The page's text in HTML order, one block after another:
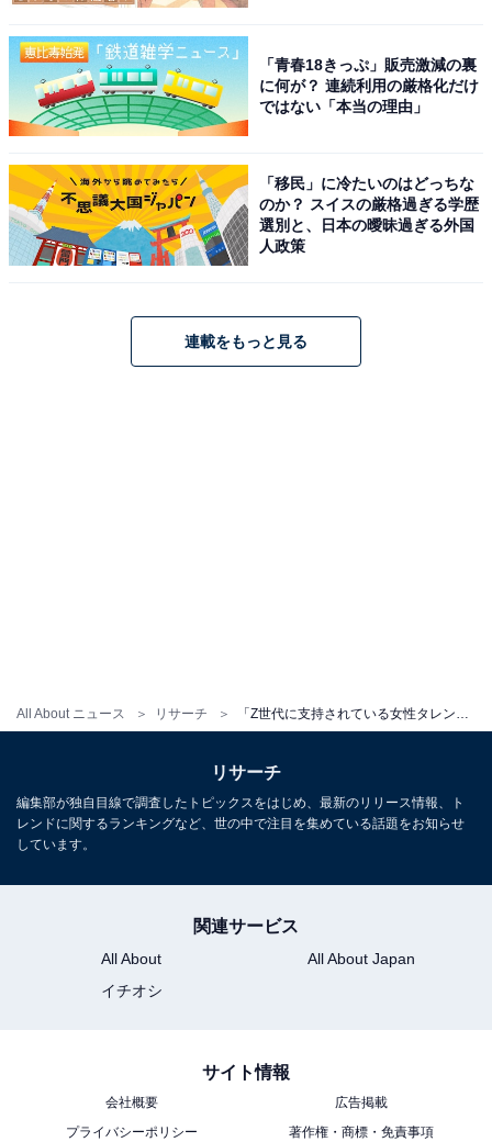
All About ニュース リサーチ
第1位：橋本環奈
A post shared by 橋本環奈&井手上漠マネージャー
橋本環奈さんが1位を獲得しました。
俳優やタレントとして、これまで数々のCMや映画、バ
ディングプランナーの羽田綾華役を演じています。2023
年は映画でも『映画 ネメシス 黄金螺旋の謎』や『キング
「青春18きっぷ」販売激減の裏
に何が？ 連続利用の厳格化だけ
ではない「本当の理由」
「移民」に冷たいのはどっちな
のか？ スイスの厳格過ぎる学歴
選別と、日本の曖昧過ぎる外国
人政策
連載をもっと見る
リサーチ
編集部が独自目線で調査したトピックスをはじめ、最新のリリース情報、ト
レンドに関するランキングなど、世の中で注目を集めている話題をお知らせ
しています。
関連サービス
All About
All About Japan
イチオシ
サイト情報
会社概要
広告掲載
プライバシーポリシー
著作権・商標・免責事項